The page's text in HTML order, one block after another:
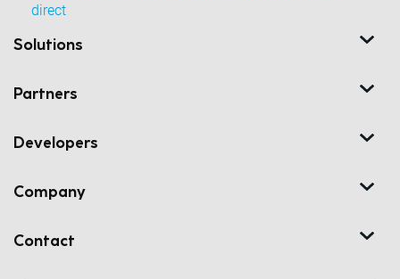
direct
Solutions
Partners
Developers
Company
Contact